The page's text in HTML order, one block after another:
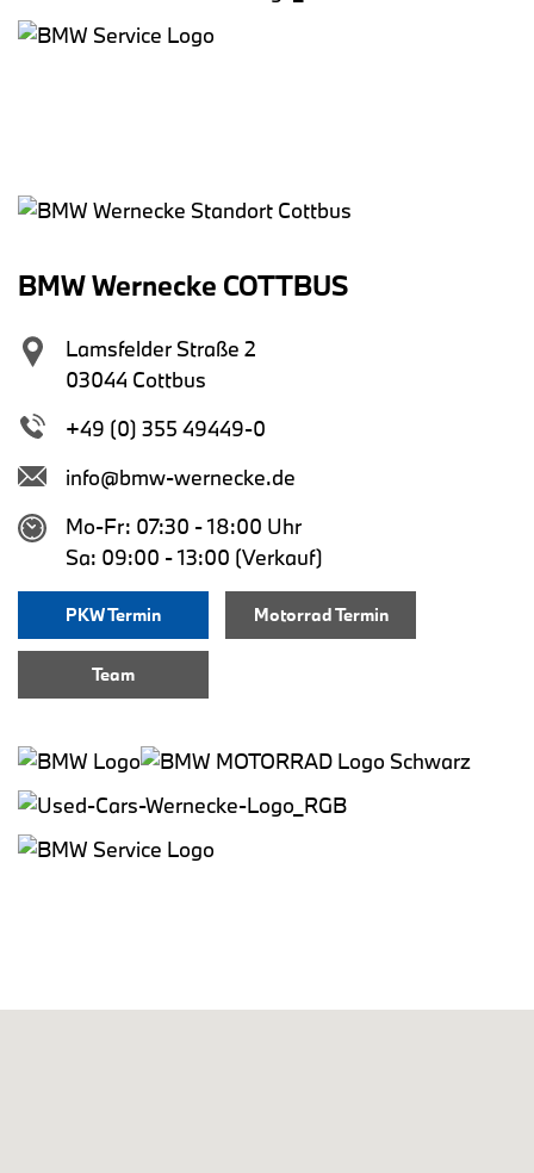
BMW Wernecke COTTBUS
Lamsfelder Straße 2
03044 Cottbus
+49 (0) 355 49449-0
info@bmw-wernecke.de
Mo-Fr: 07:30 - 18:00 Uhr
Sa: 09:00 - 13:00 (Verkauf)
PKW Termin Motorrad Termin
Team